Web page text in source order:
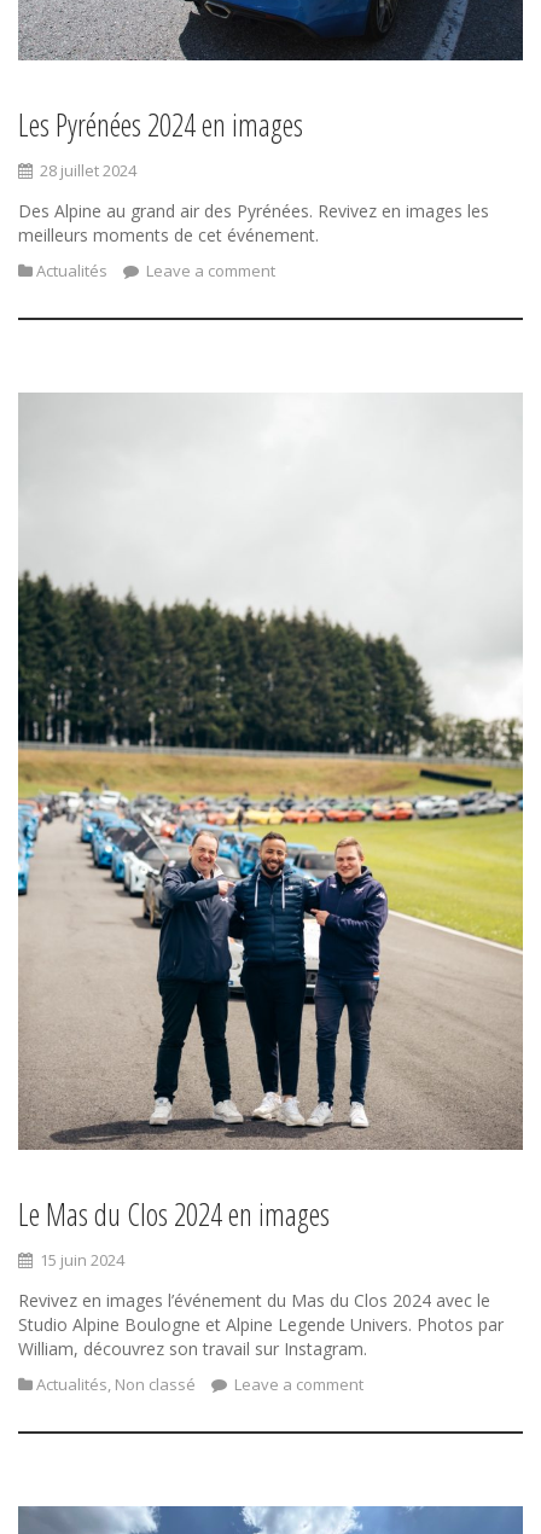
Les Pyrénées 2024 en images
28 juillet 2024
Des Alpine au grand air des Pyrénées. Revivez en images les
meilleurs moments de cet événement.
Actualités Leave a comment
Le Mas du Clos 2024 en images
15 juin 2024
Revivez en images l’événement du Mas du Clos 2024 avec le
Studio Alpine Boulogne et Alpine Legende Univers. Photos par
William, découvrez son travail sur Instagram.
Actualités, Non classé Leave a comment